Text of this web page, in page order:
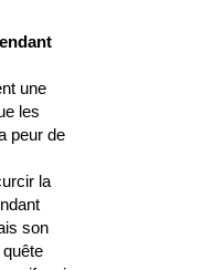
une
les
peur de
la
son